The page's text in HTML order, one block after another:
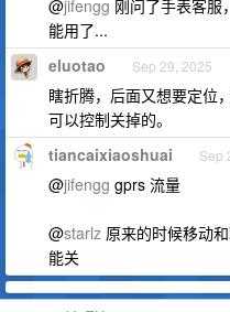
@jifengg 刚问了手表客服
能用了...
eluotao Sep 29, 2025
瞎折腾，后面又想要定位
可以控制关掉的。
tiancaixiaoshuai Sep
@jifengg gprs 流量
@starlz 原来的时候移动
能关